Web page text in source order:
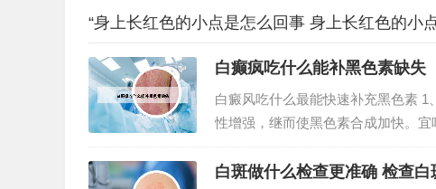
“身上长红色的小点是怎么回事 身上长红色的小
白癫疯吃什么能补黑色素缺失
白癜风吃什么最能快速补充黑色素
性增强，继而使黑色素合成加快。
甲。2、多吃含酪氨酸酶和矿物质食
色素细胞新陈代谢，让黑色素合成减
白斑做什么检查更准确 检查白